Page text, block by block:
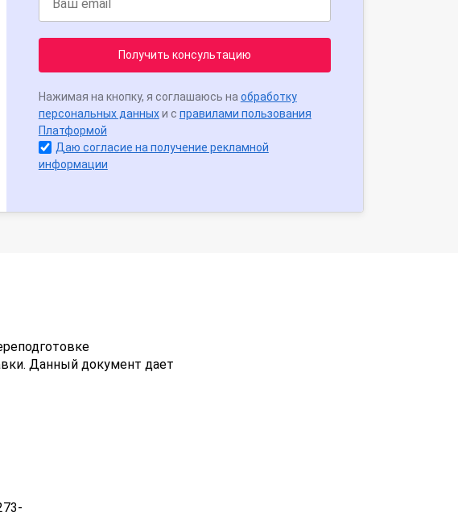
Получить консультацию
Нажимая на кнопку, я соглашаюсь на обработку
персональных данныхи с правилами пользования
Платформой
Даю согласие на получение рекламной
информации
Данный документ дает